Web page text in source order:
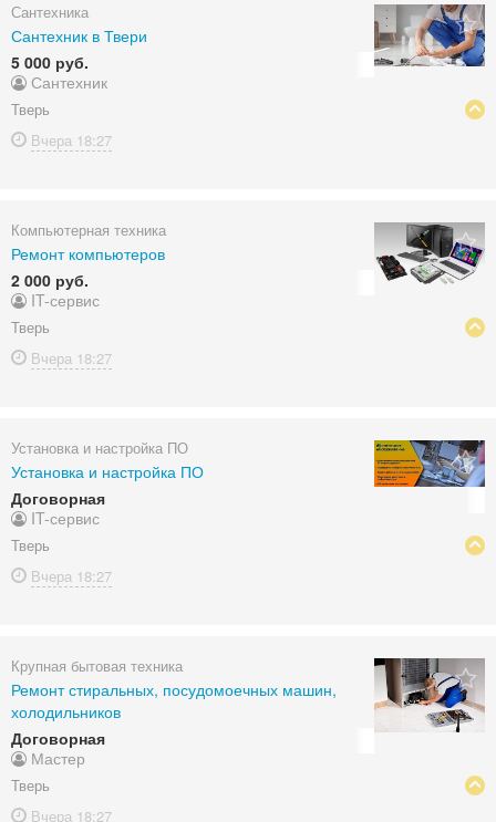
Сантехника
Сантехник в Твери
5 000 руб.
Сантехник
Тверь
Вчера 18:27
Компьютерная техника
Ремонт компьютеров
2 000 руб.
IT-сервис
Тверь
Вчера 18:27
Установка и настройка ПО
Установка и настройка ПО
Договорная
IT-сервис
Тверь
Вчера 18:27
Крупная бытовая техника
Ремонт стиральных, посудомоечных машин,
холодильников
Договорная
Мастер
Тверь
Вчера 18:27